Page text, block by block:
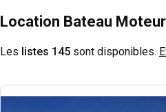
Location Bateau
Les listes 145 sont disponibles.